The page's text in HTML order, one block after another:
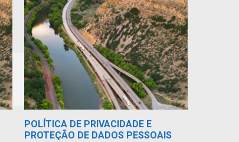
POLÍTICA DE PRIVACIDADE E
PROTEÇÃO DE DADOS PESSOAIS